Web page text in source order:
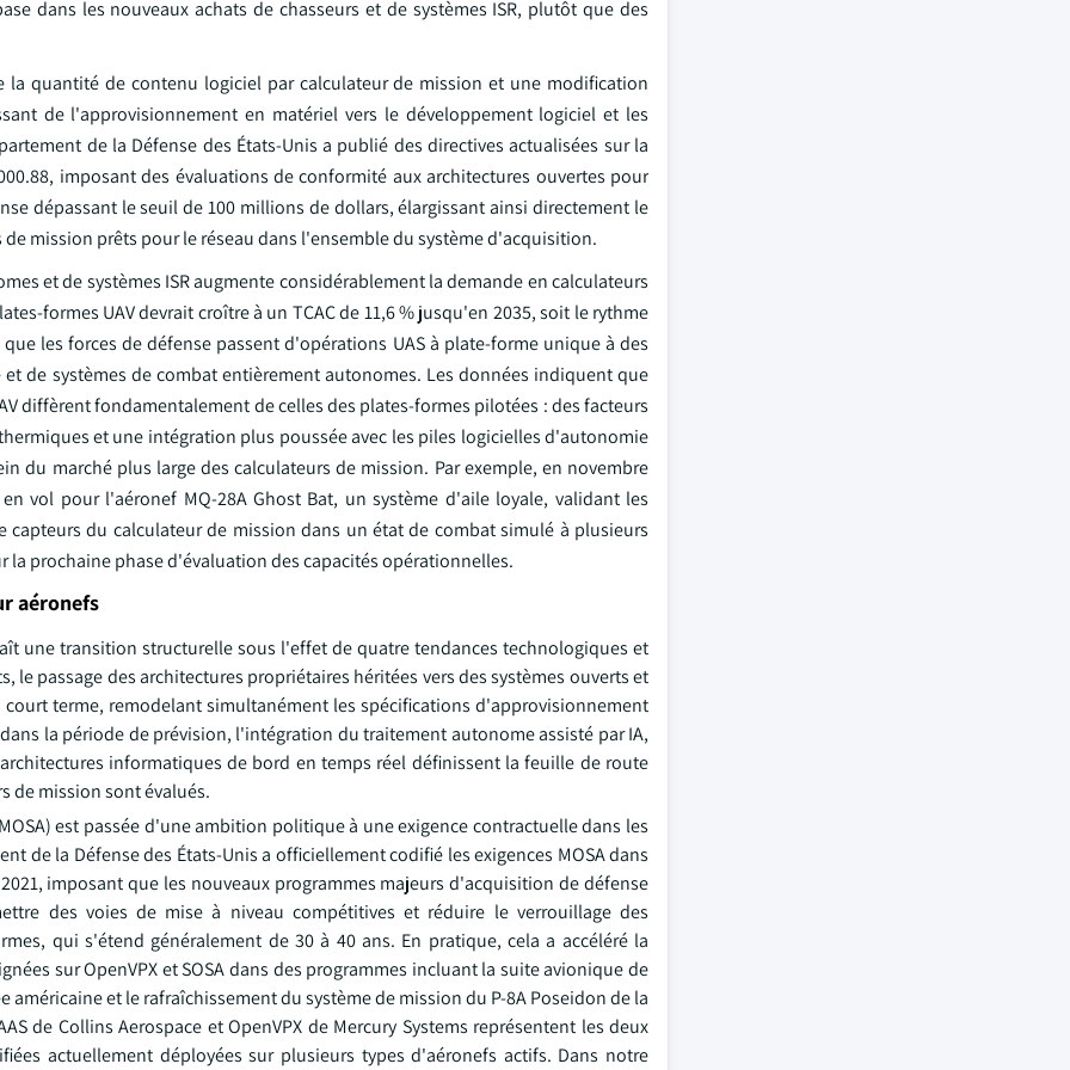
dans les nouveaux achats de chasseurs et de systèmes ISR, plutôt que des
quantité de contenu logiciel par calculateur de mission et une modification
de l'approvisionnement en matériel vers le développement logiciel et les
de la Défense des États-Unis a publié des directives actualisées sur la
imposant des évaluations de conformité aux architectures ouvertes pour
dépassant le seuil de 100 millions de dollars, élargissant ainsi directement le
mission prêts pour le réseau dans l'ensemble du système d'acquisition.
et de systèmes ISR augmente considérablement la demande en calculateurs
formes UAV devrait croître à un TCAC de 11,6 % jusqu'en 2035, soit le rythme
les forces de défense passent d'opérations UAS à plate-forme unique à des
de systèmes de combat entièrement autonomes. Les données indiquent que
diffèrent fondamentalement de celles des plates-formes pilotées : des facteurs
et une intégration plus poussée avec les piles logicielles d'autonomie
du marché plus large des calculateurs de mission. Par exemple, en novembre
vol pour l'aéronef MQ-28A Ghost Bat, un système d'aile loyale, validant les
du calculateur de mission dans un état de combat simulé à plusieurs
prochaine phase d'évaluation des capacités opérationnelles.
aéronefs
une transition structurelle sous l'effet de quatre tendances technologiques et
passage des architectures propriétaires héritées vers des systèmes ouverts et
terme, remodelant simultanément les spécifications d'approvisionnement
la période de prévision, l'intégration du traitement autonome assisté par IA,
informatiques de bord en temps réel définissent la feuille de route
de mission sont évalués.
est passée d'une ambition politique à une exigence contractuelle dans les
de la Défense des États-Unis a officiellement codifié les exigences MOSA dans
imposant que les nouveaux programmes majeurs d'acquisition de défense
des voies de mise à niveau compétitives et réduire le verrouillage des
qui s'étend généralement de 30 à 40 ans. En pratique, cela a accéléré la
sur OpenVPX et SOSA dans des programmes incluant la suite avionique de
américaine et le rafraîchissement du système de mission du P-8A Poseidon de la
de Collins Aerospace et OpenVPX de Mercury Systems représentent les deux
actuellement déployées sur plusieurs types d'aéronefs actifs. Dans notre